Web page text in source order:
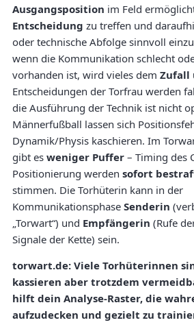
Ausgangsposition im Feld
Entscheidung zu treffen und
oder technische Abfolge sinnvoll
wenn die Kommunikation schlecht
vorhanden ist, wird vieles dem Zufall
Entscheidungen der Torfrau werden
die Ausführung der Technik ist nicht
Männerfußball lassen sich
Dynamik/Physis kaschieren. Im
gibt es weniger Puffer – Timing des
Positionierung werden sofort
stimmen. Die Torhüterin kann in der
Kommunikationsphase Senderin
„Torwart“) und Empfängerin (Rufe
Signale der Kette) sein.
torwart.de: Viele Torhüterinnen
kassieren aber trotzdem
hilft dein Analyse-Raster, die
aufzudecken und gezielt zu